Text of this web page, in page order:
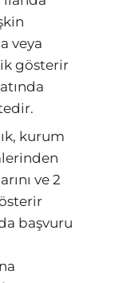
veya
gösterir
kurum
ve 2
başvuru